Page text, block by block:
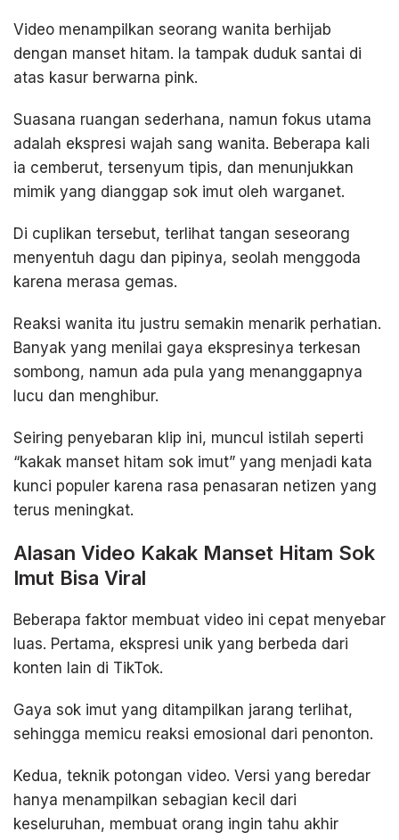
Video menampilkan seorang wanita berhijab
dengan manset hitam. Ia tampak duduk santai di
atas kasur berwarna pink.
Suasana ruangan sederhana, namun fokus utama
adalah ekspresi wajah sang wanita. Beberapa kali
ia cemberut, tersenyum tipis, dan menunjukkan
mimik yang dianggap sok imut oleh warganet.
Di cuplikan tersebut, terlihat tangan seseorang
menyentuh dagu dan pipinya, seolah menggoda
karena merasa gemas.
Reaksi wanita itu justru semakin menarik perhatian.
Banyak yang menilai gaya ekspresinya terkesan
sombong, namun ada pula yang menanggapnya
lucu dan menghibur.
Seiring penyebaran klip ini, muncul istilah seperti
“kakak manset hitam sok imut” yang menjadi kata
kunci populer karena rasa penasaran netizen yang
terus meningkat.
Alasan Video Kakak Manset Hitam Sok
Imut Bisa Viral
Beberapa faktor membuat video ini cepat menyebar
luas. Pertama, ekspresi unik yang berbeda dari
konten lain di TikTok.
Gaya sok imut yang ditampilkan jarang terlihat,
sehingga memicu reaksi emosional dari penonton.
Kedua, teknik potongan video. Versi yang beredar
hanya menampilkan sebagian kecil dari
keseluruhan, membuat orang ingin tahu akhir